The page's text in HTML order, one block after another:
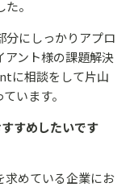
。
分にしっかりアプロ
アント様の課題解決
に相談をして片山
います。
すめしたいです
めている企業にお